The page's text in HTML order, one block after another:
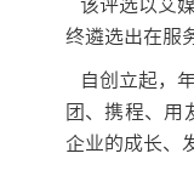
该评选以艾
终遴选出在服
自创立起，
团、携程、用
企业的成长、